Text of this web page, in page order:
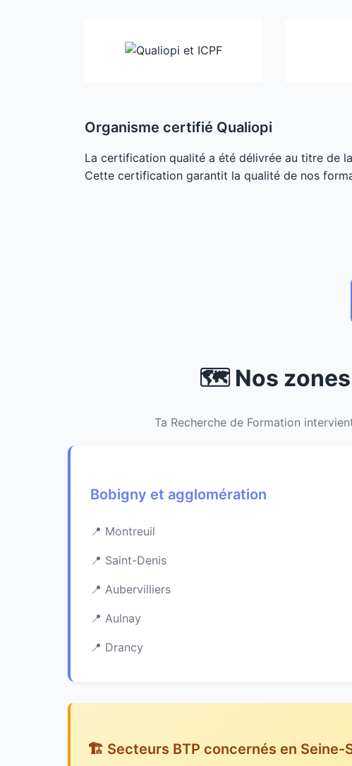
Organisme certifié Qualiopi
La certification qualité a été délivrée au titre de
Cette certification garantit la qualité de nos
🗺️ Nos zones
Ta Recherche de Formation
Bobigny et agglomération
Montreuil
Saint-Denis
Aubervilliers
Aulnay
Drancy
🏗️ Secteurs BTP concernés en Seine-